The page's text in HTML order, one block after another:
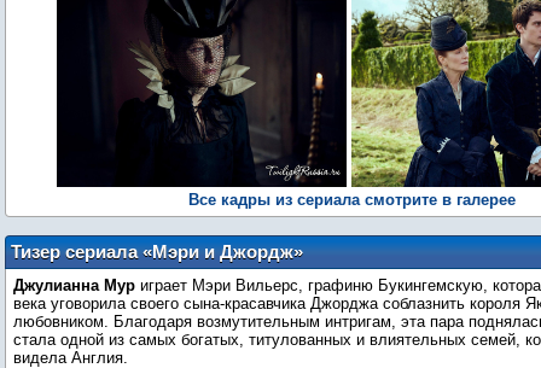
Все кадры из сериала смотрите в галерее
Тизер сериала «Мэри и Джордж»
Джулианна Мур играет Мэри Вильерс, графиню Букингемскую,
века уговорила своего сына-красавчика Джорджа соблазнить короля
любовником. Благодаря возмутительным интригам, эта пара
стала одной из самых богатых, титулованных и влиятельных семей,
видела Англия.